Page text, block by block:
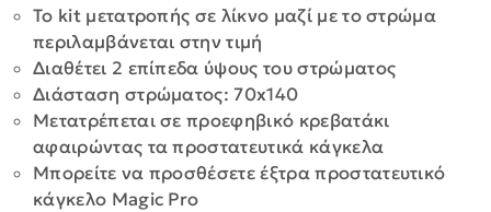
Το kit μετατροπής σε λίκνο μαζί με το στρώμα
περιλαμβάνεται στην τιμή
Διαθέτει 2 επίπεδα ύψους του στρώματος
Διάσταση στρώματος: 70x140
Μετατρέπεται σε προεφηβικό κρεβατάκι
αφαιρώντας τα προστατευτικά κάγκελα
Μπορείτε να προσθέσετε έξτρα προστατευτικό
κάγκελο Magic Pro